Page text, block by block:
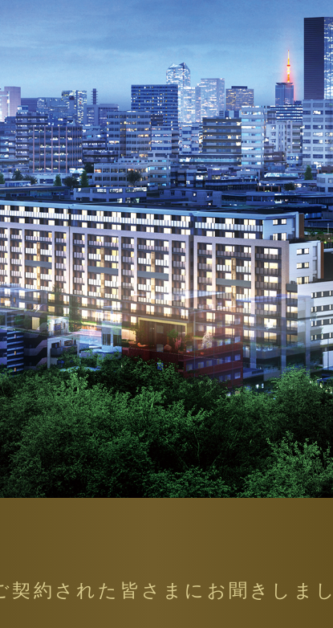
POINT2
共用部
POINT4
プラン
契約された皆さまにお聞きしま